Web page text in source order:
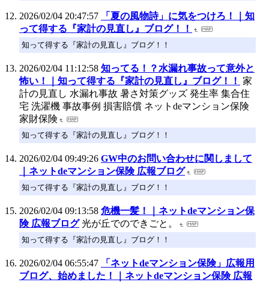
2026/02/04 20:47:57
「夏の風物詩」に気をつけろ！｜知
って得する『家計の見直し』ブログ！！
知って得する『家計の見直し』ブログ！！
2026/02/04 11:12:58 知ってる！？水漏れ事故って意外と
怖い！｜知って得する『家計の見直し』ブログ！！ 家
計の見直し 水漏れ事故 暑さ対策グッズ 発生率 集合住
宅 洗濯機 事故事例 損害賠償 ネットdeマンション保険
家財保険
知って得する『家計の見直し』ブログ！！
2026/02/04 09:49:26 GW中のお問い合わせに関しまして
｜ネットdeマンション保険 広報ブログ
知って得する『家計の見直し』ブログ！！
2026/02/04 09:13:58 危機一髪！｜ネットdeマンション保
険 広報ブログ 光が丘でのできごと。
知って得する『家計の見直し』ブログ！！
2026/02/04 06:55:47
「ネットdeマンション保険」広報用
ブログ、始めました！｜ネットdeマンション保険 広報